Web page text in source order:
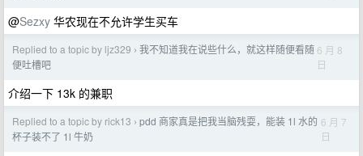
@Sezxy 华农现在不允许学生买车
Replied to a topic by ljz329 › 我不知道我在说些什么，就这样随便看随
便吐槽吧
6 月 8
日
介绍一下 13k 的兼职
Replied to a topic by rick13 › pdd 商家真是把我当脑残耍，能装 1l 水的
杯子装不了 1l 牛奶
6 月 7
日